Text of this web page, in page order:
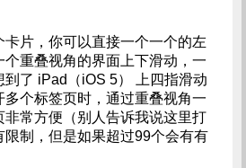
片，你可以直接一个一个的左
重叠视角的界面上下滑动，一
了 iPad（iOS 5） 上四指滑动
个标签页时，通过重叠视角一
非常方便（别人告诉我说这里打
限制，但是如果超过99个会有有